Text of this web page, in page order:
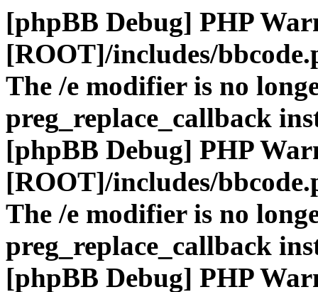
[phpBB Debug] PHP
[ROOT]/includes/
The /e modifier is no
preg_replace_callback
[phpBB Debug] PHP
[ROOT]/includes/
The /e modifier is no
preg_replace_callback
[phpBB Debug] PHP